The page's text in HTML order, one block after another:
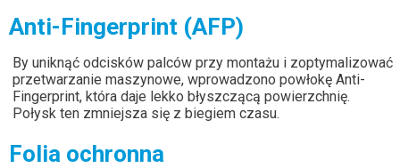
Anti-Fingerprint (AFP)
By uniknąć odcisków palców przy montażu i zoptymalizować
przetwarzanie maszynowe, wprowadzono powłokę Anti-
Fingerprint, która daje lekko błyszczącą powierzchnię.
Połysk ten zmniejsza się z biegiem czasu.
Folia ochronna